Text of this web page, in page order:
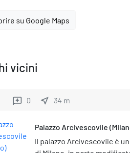
su Google Maps
vicini
reviews 0 near_me 34 m
Palazzo Arcivescovile
Il palazzo Arcivescovile è